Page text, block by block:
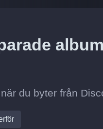
du byter från